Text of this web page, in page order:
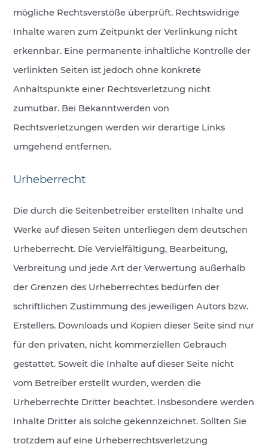
mögliche Rechtsverstöße überprüft. Rechtswidrige
Inhalte waren zum Zeitpunkt der Verlinkung nicht
erkennbar. Eine permanente inhaltliche Kontrolle der
verlinkten Seiten ist jedoch ohne konkrete
Anhaltspunkte einer Rechtsverletzung nicht
zumutbar. Bei Bekanntwerden von
Rechtsverletzungen werden wir derartige Links
umgehend entfernen.
Urheberrecht
Die durch die Seitenbetreiber erstellten Inhalte und
Werke auf diesen Seiten unterliegen dem deutschen
Urheberrecht. Die Vervielfältigung, Bearbeitung,
Verbreitung und jede Art der Verwertung außerhalb
der Grenzen des Urheberrechtes bedürfen der
schriftlichen Zustimmung des jeweiligen Autors bzw.
Erstellers. Downloads und Kopien dieser Seite sind nur
für den privaten, nicht kommerziellen Gebrauch
gestattet. Soweit die Inhalte auf dieser Seite nicht
vom Betreiber erstellt wurden, werden die
Urheberrechte Dritter beachtet. Insbesondere werden
Inhalte Dritter als solche gekennzeichnet. Sollten Sie
trotzdem auf eine Urheberrechtsverletzung